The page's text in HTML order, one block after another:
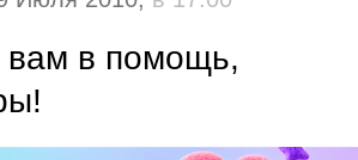
вам в помощь,